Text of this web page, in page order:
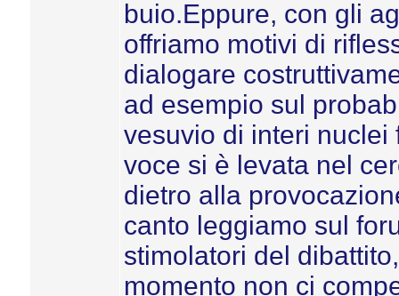
buio.Eppure, con gli
offriamo motivi di
dialogare
ad esempio sul
vesuvio di interi
voce si è levata nel
dietro alla
canto leggiamo sul
stimolatori del
momento non ci